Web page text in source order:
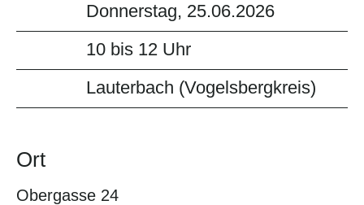
Donnerstag, 25.06.2026
10 bis 12 Uhr
Lauterbach (Vogelsbergkreis)
Ort
Obergasse 24